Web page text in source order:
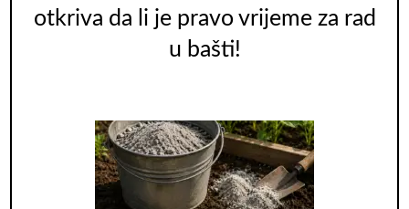
otkriva da li je pravo vrijeme za rad
u bašti!